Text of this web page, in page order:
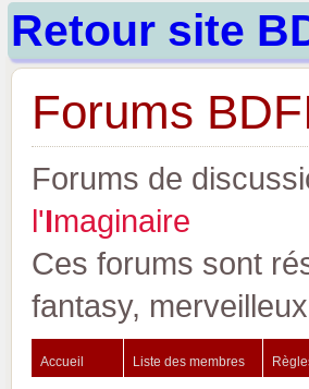
Retour site
Forums
Forums de
l'Imaginaire
Ces forums sont
fantasy,
Accueil Liste des membres